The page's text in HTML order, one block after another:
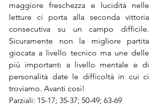
maggiore freschezza e lucidità nelle
letture ci porta alla seconda vittoria
consecutiva su un campo difficile.
Sicuramente non la migliore partita
giocata a livello tecnico ma une delle
più importanti a livello mentale e di
personalità date le difficoltà in cui ci
troviamo. Avanti così!
Parziali: 15-17; 35-37; 50-49; 63-69